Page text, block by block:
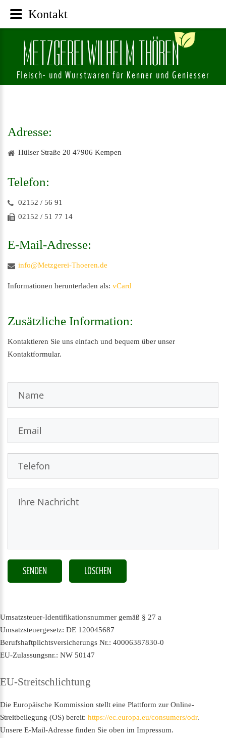
METZGEREW HE MTHÖREN
Fleisch- und Wurstwaren für Kenner und Geniesser
Adresse:
Hülser Straße 20 47906 Kempen
Telefon:
02152 / 56 91
02152 / 51 77 14
E-Mail-Adresse:
info@Metzgerei-Thoeren.de
Informationen herunterladen als: vCard
Zusätzliche Information:
Kontaktieren Sie uns einfach und bequem über unser
Kontaktformular.
SENDEN LÖSCHEN
Umsatzsteuer-Identifikationsnummer gemäß § 27 a
Umsatzsteuergesetz: DE 120045687
Berufshaftplichtsversicherungs Nr.: 40006387830-0
EU-Zulassungsnr.: NW 50147
EU-Streitschlichtung
Die Europäische Kommission stellt eine Plattform zur Online-
Streitbeilegung (OS) bereit: https://ec.europa.eu/consumers/odr.
Unsere E-Mail-Adresse finden Sie oben im Impressum.
Kontakt